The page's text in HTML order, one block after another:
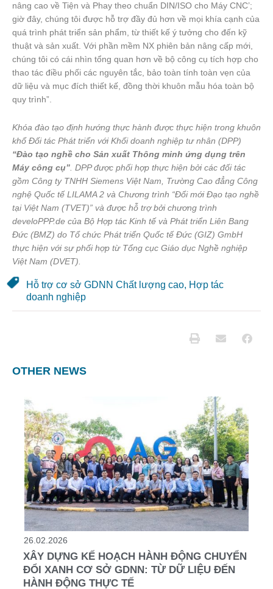
nâng cao về Tiện và Phay theo chuẩn DIN/ISO cho Máy CNC’;
giờ đây, chúng tôi được hỗ trợ đầy đủ hơn về mọi khía cạnh của
quá trình phát triển sản phẩm, từ thiết kế ý tưởng cho đến kỹ
thuật và sản xuất. Với phần mềm NX phiên bản nâng cấp mới,
chúng tôi có cái nhìn tổng quan hơn về bộ công cụ tích hợp cho
thao tác điều phối các nguyên tắc, bảo toàn tính toàn vẹn của
dữ liệu và mục đích thiết kế, đồng thời khuôn mẫu hóa toàn bộ
quy trình”.
Khóa đào tạo định hướng thực hành được thực hiện trong khuôn
khổ Đối tác Phát triển với Khối doanh nghiệp tư nhân (DPP)
“Đào tạo nghề cho Sản xuất Thông minh ứng dụng trên
Máy công cụ” . DPP được phối hợp thực hiện bởi các đối tác
gồm Công ty TNHH Siemens Việt Nam, Trường Cao đẳng Công
nghệ Quốc tế LILAMA 2 và Chương trình “Đổi mới Đạo tạo nghề
tại Việt Nam (TVET)” và được hỗ trợ bởi chương trình
develoPPP.de của Bộ Hợp tác Kinh tế và Phát triển Liên Bang
Đức (BMZ) do Tổ chức Phát triển Quốc tế Đức (GIZ) GmbH
thực hiện với sự phối hợp từ Tổng cục Giáo dục Nghề nghiệp
Việt Nam (DVET).
Hỗ trợ cơ sở GDNN Chất lượng cao, Hợp tác
doanh nghiệp
OTHER NEWS
26.02.2026
XÂY DỰNG KẾ HOẠCH HÀNH ĐỘNG CHUYỂN
ĐỔI XANH CƠ SỞ GDNN: TỪ DỮ LIỆU ĐẾN
HÀNH ĐỘNG THỰC TẾ